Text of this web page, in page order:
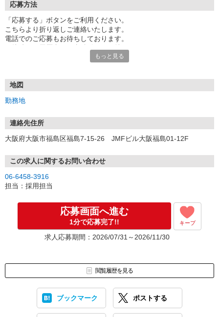
応募方法
「応募する」ボタンをご利用ください。
こちらより折り返しご連絡いたします。
電話でのご応募もお待ちしております。
もっと見る
地図
勤務地
連絡先住所
大阪府大阪市福島区福島7-15-26 JMFビル大阪福島01-12F
この求人に関するお問い合わせ
06-6458-3916
担当：採用担当
応募画面へ進む
1分で応募完了!! キープ
求人応募期間：2026/07/31～2026/11/30
閲覧履歴を見る
ブックマーク ポストする